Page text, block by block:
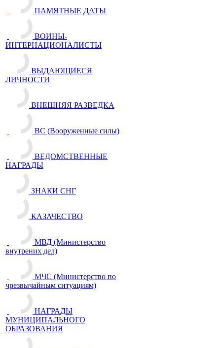
ПАМЯТНЫЕ ДАТЫ
ВОИНЫ-
ИНТЕРНАЦИОНАЛИСТЫ
ВЫДАЮЩИЕСЯ
ЛИЧНОСТИ
ВНЕШНЯЯ РАЗВЕДКА
ВС (Вооруженные силы)
ВЕДОМСТВЕННЫЕ
НАГРАДЫ
ЗНАКИ СНГ
КАЗАЧЕСТВО
МВД (Министерство
внутрених дел)
МЧС (Министерство по
чрезвычайным ситуациям)
НАГРАДЫ
МУНИЦИПАЛЬНОГО
ОБРАЗОВАНИЯ